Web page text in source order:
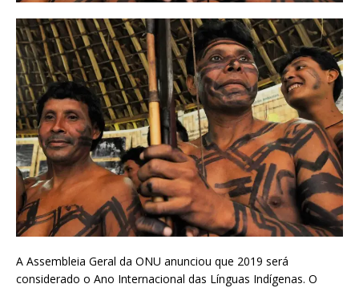
A Assembleia Geral da ONU anunciou que 2019 será
considerado o Ano Internacional das Línguas Indígenas. O